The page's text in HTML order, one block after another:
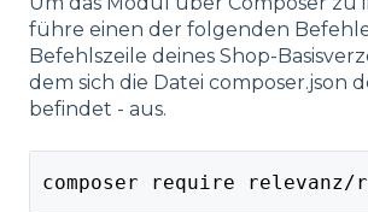
führe einen der folgenden
Befehlszeile deines Shop-
dem sich die Datei composer.json
befindet - aus.
composer require